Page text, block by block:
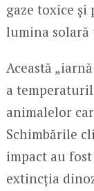
gaze toxice și
lumina solară
Această
a
animalelor
Schimbările
impact au
extincția